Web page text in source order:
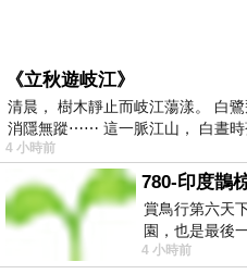
《立秋遊岐江》
清晨， 樹木靜止而岐江蕩漾。 白
消隱無蹤⋯⋯ 這一脈江山， 白晝時
4 小時前
780-印度鵲
賞鳥行第六天
園，也是最後
車行中突然有
4 小時前